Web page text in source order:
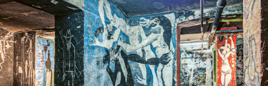
Stellenangebote Newsletter Presse
Nachhaltigkeit Kontakt
Digitale Sammlungen Exil-Archive